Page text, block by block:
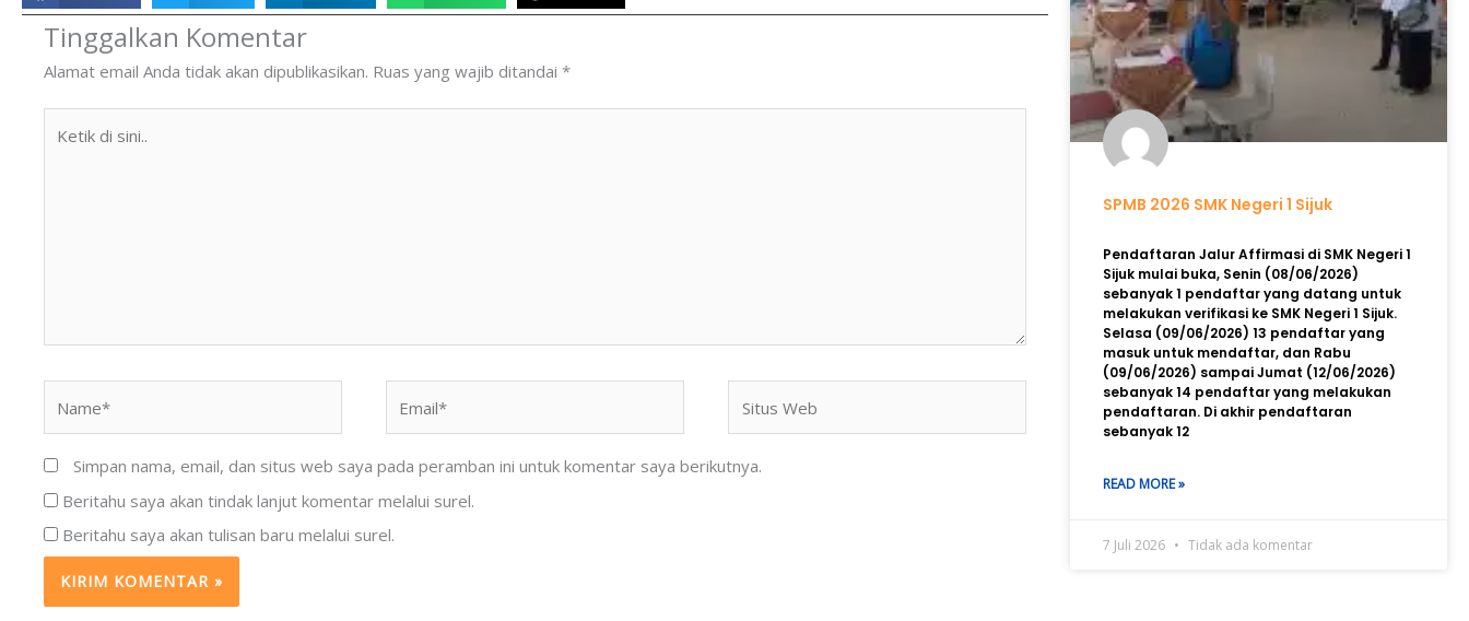
Tinggalkan Komentar
Alamat email Anda tidak akan dipublikasikan. Ruas yang wajib ditandai *
Web
Simpan nama, email, dan situs web saya pada peramban ini untuk komentar saya berikutnya.
Beritahu saya akan tindak lanjut komentar melalui surel.
Beritahu saya akan tulisan baru melalui surel.
SPMB 2026 SMK Negeri 1 Sijuk
Pendaftaran Jalur Affirmasi di SMK Negeri 1
Sijuk mulai buka, Senin (08/06/2026)
sebanyak 1 pendaftar yang datang untuk
melakukan verifikasi ke SMK Negeri 1 Sijuk.
Selasa (09/06/2026) 13 pendaftar yang
masuk untuk mendaftar, dan Rabu
(09/06/2026) sampai Jumat (12/06/2026)
sebanyak 14 pendaftar yang melakukan
pendaftaran. Di akhir pendaftaran
sebanyak 12
READ MORE »
7 Juli 2026 Tidak ada komentar